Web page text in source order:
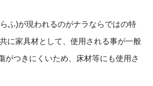
ふ)が現われるのがナラならではの特
に家具材として、使用される事が一般
がつきにくいため、床材等にも使用さ